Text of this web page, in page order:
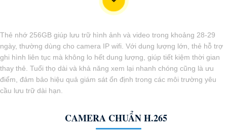
camera hoạt động ổn định trong mọi điều kiện thời tiết. ️Với camera wifi
360 ngoài trời, bạn có thể yên tâm mà không cần lo lắng về việc bị
Thẻ nhớ 256GB giúp lưu trữ hình ảnh và video trong khoảng 28-29
ngày, thường dùng cho camera IP wifi. Với dung lượng lớn, thẻ hỗ trợ
ghi hình liên tục mà không lo hết dung lượng, giúp tiết kiệm thời gian
thay thẻ. Tuổi thọ dài và khả năng xem lại nhanh chóng cũng là ưu
điểm, đảm bảo hiệu quả giám sát ổn định trong các môi trường yêu
cầu lưu trữ dài hạn.
CAMERA CHUẨN H.265